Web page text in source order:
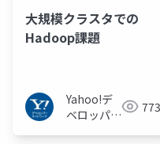
大規模クラスタでの
Hadoop課題
Yahoo!デ
ベロッパー
773